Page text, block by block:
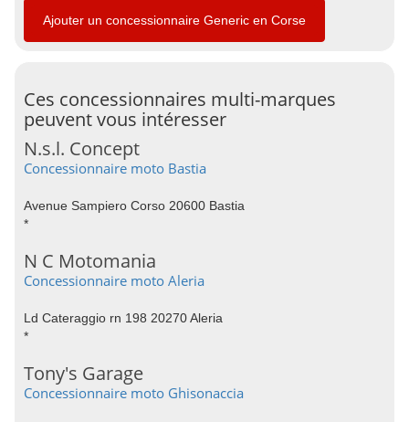
Ajouter un concessionnaire Generic en Corse
Ces concessionnaires multi-marques
peuvent vous intéresser
N.s.l. Concept
Concessionnaire moto Bastia
Avenue Sampiero Corso 20600 Bastia
*
N C Motomania
Concessionnaire moto Aleria
Ld Cateraggio rn 198 20270 Aleria
*
Tony's Garage
Concessionnaire moto Ghisonaccia